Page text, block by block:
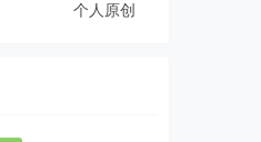
个人原创